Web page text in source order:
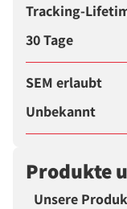
Tracking-
30 Tage
SEM erlaubt
Unbekannt
Produkte
Unsere